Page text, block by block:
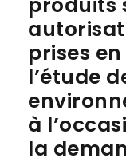
prises
l’étude
à
la